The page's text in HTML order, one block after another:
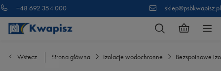
+48 692 354 000 sklep@psbkwapisz.pl
Wstecz Strona główna Izolacje wodochronne Bezspoinowe